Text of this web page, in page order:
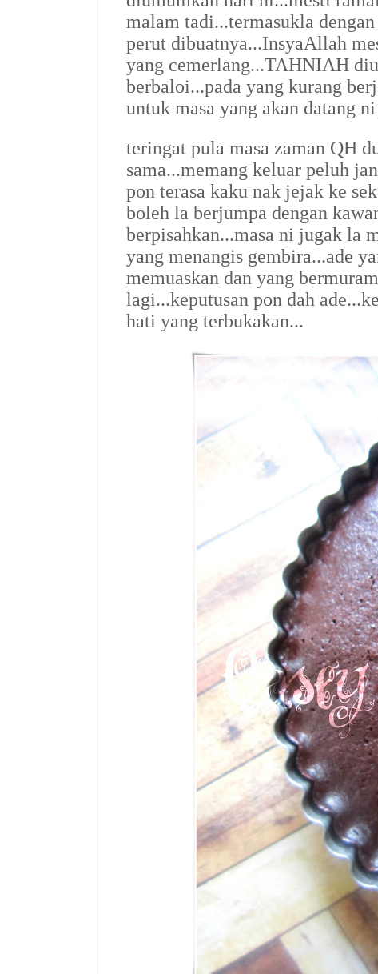
malam tadi...termasukla
perut dibuatnya...InsyaAllah
yang cemerlang...TAHNIAH
berbaloi...pada yang kurang
untuk masa yang akan datang
teringat pula masa zaman QH
sama...memang keluar peluh
pon terasa kaku nak jejak ke
boleh la berjumpa dengan
berpisahkan...masa ni jugak la
yang menangis gembira...ade
memuaskan dan yang
lagi...keputusan pon dah
hati yang terbukakan...